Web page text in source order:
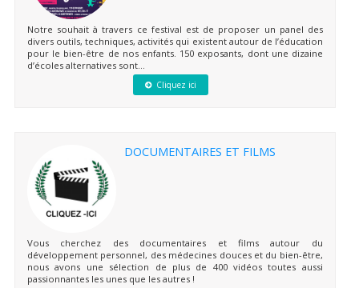
Notre souhait à travers ce festival est de proposer un panel des
divers outils, techniques, activités qui existent autour de l’éducation
pour le bien-être de nos enfants. 150 exposants, dont une dizaine
d’écoles alternatives sont...
Cliquez ici
DOCUMENTAIRES ET FILMS
Vous cherchez des documentaires et films autour du
développement personnel, des médecines douces et du bien-être,
nous avons une sélection de plus de 400 vidéos toutes aussi
passionnantes les unes que les autres !